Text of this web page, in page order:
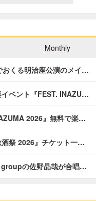
Monthly
おくる明治座公演のメイ…
ベント『FEST. INAZU…
2026』無料で楽…
祭 2026』チケット一…
groupの佐野晶哉が合唱…